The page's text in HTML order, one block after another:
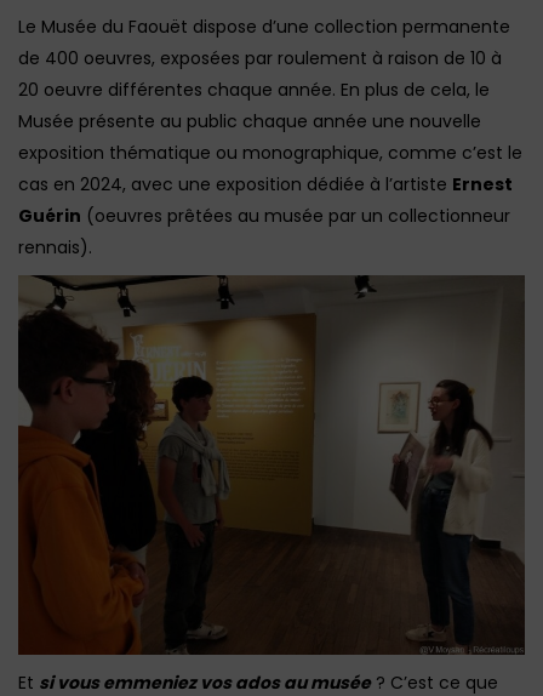
Le Musée du Faouët dispose d’une collection permanente
de 400 oeuvres, exposées par roulement à raison de 10 à
20 oeuvre différentes chaque année. En plus de cela, le
Musée présente au public chaque année une nouvelle
exposition thématique ou monographique, comme c’est le
cas en 2024, avec une exposition dédiée à l’artiste Ernest
Guérin (oeuvres prêtées au musée par un collectionneur
rennais).
Et si vous emmeniez vos ados au musée? C’est ce que